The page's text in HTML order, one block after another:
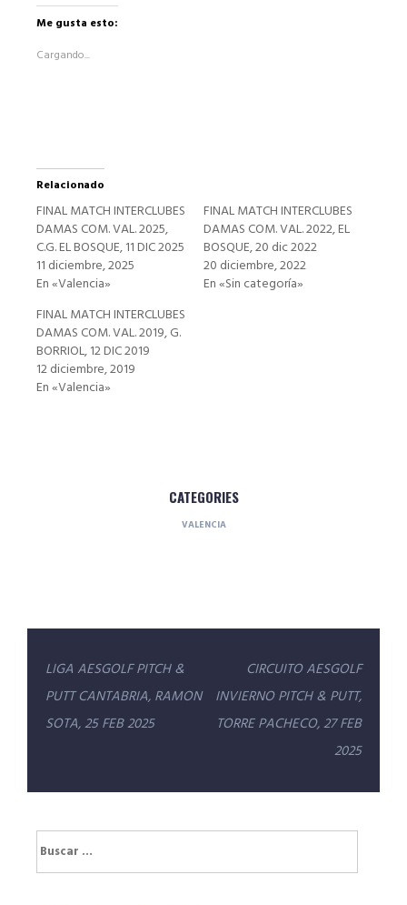
en
Facebook
en
Me gusta esto:
Cargando...
Relacionado
FINAL MATCH INTERCLUBES
DAMAS COM. VAL. 2025,
C.G. EL BOSQUE, 11 DIC 2025
11 diciembre, 2025
En «Valencia»
FINAL MATCH INTERCLUBES
DAMAS COM. VAL. 2022, EL
BOSQUE, 20 dic 2022
20 diciembre, 2022
En «Sin categoría»
FINAL MATCH INTERCLUBES
DAMAS COM. VAL. 2019, G.
BORRIOL, 12 DIC 2019
12 diciembre, 2019
En «Valencia»
CATEGORIES
VALENCIA
Navegación
de
entradas
LIGA AESGOLF PITCH &
PUTT CANTABRIA, RAMON
SOTA, 25 FEB 2025
CIRCUITO AESGOLF
INVIERNO PITCH & PUTT,
TORRE PACHECO, 27 FEB
2025
Buscar: